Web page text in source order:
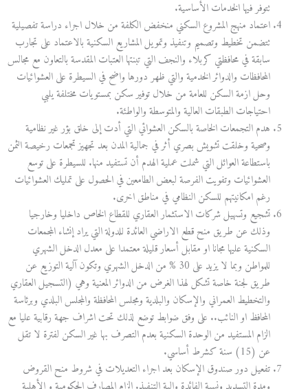
تتوفر فيها الخدمات الأساسية.
اعتماد منهج المشروع السكني منخفض الكلفة من خلال اجراء دراسة تفصيلية
تتضمن تخطيط وتصميم وتنفيذ وتمويل المشاريع السكنية بالاعتماد على تجارب
سابقة في محافظتي كربلاء والنجف التي تبنتها العتبات المقدسة بالتعاون مع مجالس
المحافظات والدوائر الخدمية والتي ظهر دورها واضح في السيطرة على العشوائيات
وحل ازمة السكن للعامة من خلال توفير سكن بمستويات مختلفة يلبي
احتياجات الطبقات العالية والمتوسطة والواطئة.
هدم التجمعات الخاصة بالسكن العشوائي التي أدت إلى خلق بؤر غير نظامية
وصحية وخلقت تشويش بصري أثر في جمالية المدن بعد تجهيز تجمعات رخيصة الثمن
باستطاعة العوائل التي شملت عملية الهدم أن تستفيد منها. للسيطرة على توسع
العشوائيات وتفويت الفرصة لبعض الطامعين في الحصول على تمليك العشوائيات
رغم امكانيتهم للسكن النظامي في مناطق اخرى.
تشجيع وتسهيل شركات الاستثمار العقاري للقطاع الخاص داخليا وخارجيا
وذلك عن طريق منح قطع الاراضي العائدة للدولة التي يراد إنشاء المجمعات
السكنية عليها مجانا او مقابل أسعار قليلة معتمدا على معدل الدخل الشهري
للمواطن وبما لا يزيد على 30 % من الدخل الشهري وتكون آلية التوزيع عن
طريق لجنة خاصة تشكل لهذا الغرض من الدوائر المعنية وهي (التسجيل العقاري
والتخطيط العمراني والإسكان والبلدية ومجلس المحافظة والمجلس البلدي وبرئاسة
المحافظ او النائب.. على وفق ضوابط توضع لذلك تحت اشراف جهة رقابية عليا مع
الزام المستفيد من الوحدة السكنية بعدم التصرف بها غير السكن لفترة لا تقل
عن (15) سنة كشرط أساسي.
تفعيل دور صندوق الإسكان بعد اجراء التعديلات في شروط منح القروض